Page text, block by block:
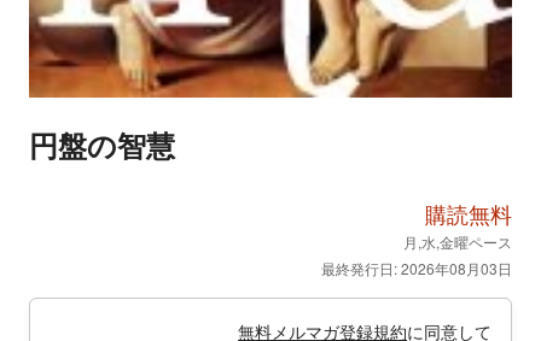
円盤の智慧
購読無料
月,水,金曜ペース
最終発行日: 2026年08月03日
無料メルマガ登録規約に同意して